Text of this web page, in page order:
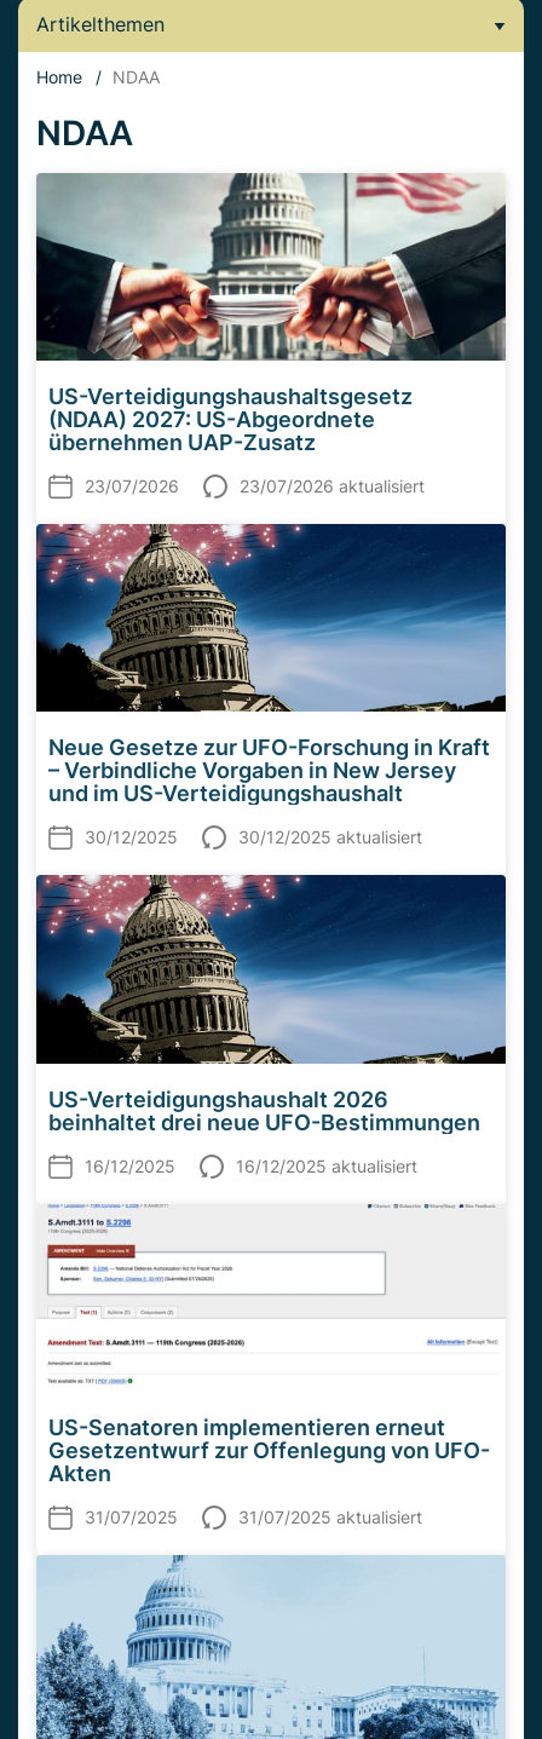
Artikelthemen
Home / NDAA
NDAA
US-Verteidigungshaushaltsgesetz
(NDAA) 2027: US-Abgeordnete
übernehmen UAP-Zusatz
23/07/2026 23/07/2026 aktualisiert
Neue Gesetze zur UFO-Forschung in Kraft
– Verbindliche Vorgaben in New Jersey
und im US-Verteidigungshaushalt
30/12/2025 30/12/2025 aktualisiert
US-Verteidigungshaushalt 2026
beinhaltet drei neue UFO-Bestimmungen
16/12/2025 16/12/2025 aktualisiert
US-Senatoren implementieren erneut
Gesetzentwurf zur Offenlegung von UFO-
Akten
31/07/2025 31/07/2025 aktualisiert